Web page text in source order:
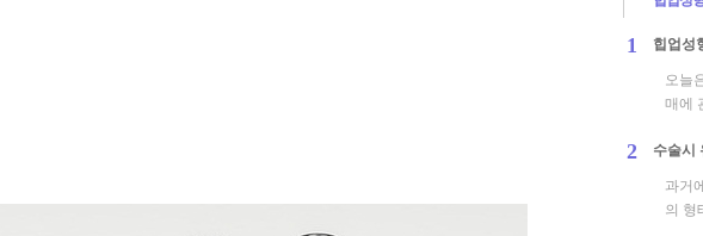
1
오늘
매에
련된
2
과거
의 형